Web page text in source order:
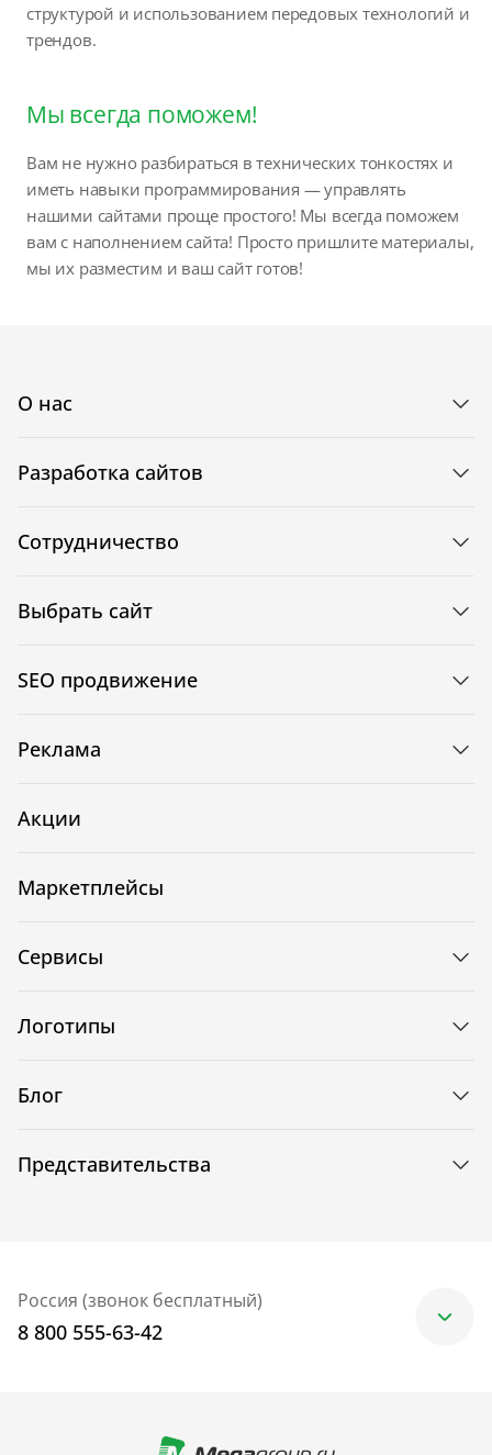
структурой и использованием передовых технологий и
трендов.
Мы всегда поможем!
Вам не нужно разбираться в технических тонкостях и
иметь навыки программирования — управлять
нашими сайтами проще простого! Мы всегда поможем
вам с наполнением сайта! Просто пришлите материалы,
мы их разместим и ваш сайт готов!
О нас
Разработка сайтов
Сотрудничество
Выбрать сайт
SEO продвижение
Реклама
Акции
Маркетплейсы
Сервисы
Логотипы
Блог
Представительства
Россия (звонок бесплатный)
8 800 555-63-42
+7 (499) 705-30-10